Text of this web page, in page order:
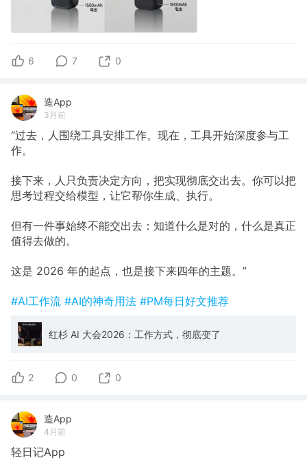
6 7 0
造App
3月前
“过去，人围绕工具安排工作。现在，工具开始深度参与工
作。
接下来，人只负责决定方向，把实现彻底交出去。你可以把
思考过程交给模型，让它帮你生成、执行。
但有一件事始终不能交出去：知道什么是对的，什么是真正
值得去做的。
这是 2026 年的起点，也是接下来四年的主题。”
#AI工作流 #AI的神奇用法 #PM每日好文推荐
红杉 AI 大会2026：工作方式，彻底变了
2 0 0
造App
4月前
轻日记App